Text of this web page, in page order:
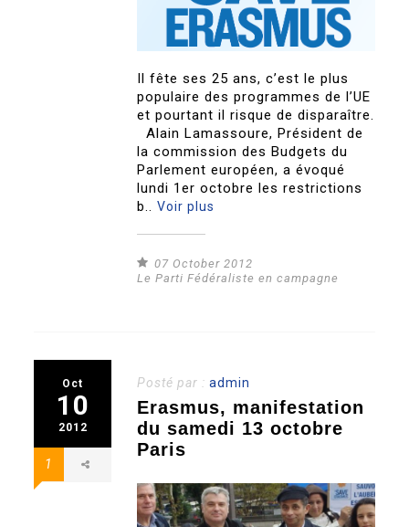
Il fête ses 25 ans, c’est le plus
populaire des programmes de l’UE
et pourtant il risque de disparaître.
Alain Lamassoure, Président de
la commission des Budgets du
Parlement européen, a évoqué
lundi 1er octobre les restrictions
b..Voir plus
07 October 2012
Le Parti Fédéraliste en campagne
Oct
10
2012
1
Posté par :admin
Erasmus, manifestation
du samedi 13 octobre
Paris